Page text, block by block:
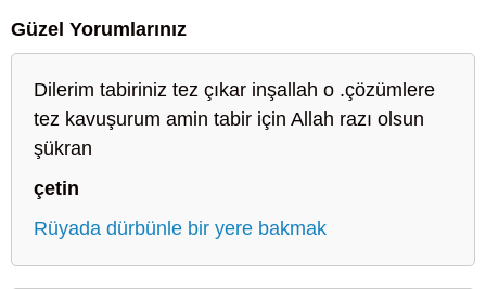
Güzel Yorumlarınız
Dilerim tabiriniz tez çıkar inşallah o .çözümlere
tez kavuşurum amin tabir için Allah razı olsun
şükran
çetin
Rüyada dürbünle bir yere bakmak